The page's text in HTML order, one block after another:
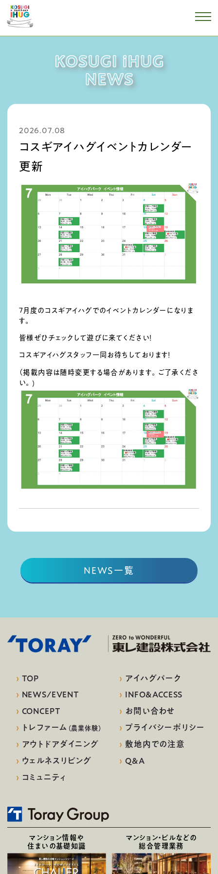
2026.07.08
コスギアイハグイベントカレンダー
更新
7月度のコスギアイハグでのイベントカレンダーになりま
す。
皆様ぜひチェックして遊びに来てください！
コスギアイハグスタッフ一同お待ちしております！
（掲載内容は随時変更する場合があります。ご了承くださ
い。)
NEWS一覧
› TOP
› NEWS/EVENT
› CONCEPT
›
トレファーム （農業体験）
› アウトドアダイニング
› ウェルネスリビング
› コミュニティ
› アイハグパーク
› INFO&ACCESS
› お問い合わせ
› プライバシーポリシー
›敷地内での注意
›Q&A
マンション情報や
住まいの基礎知識
マンション・ビルなどの
総合管理業務